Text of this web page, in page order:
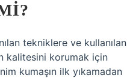
tekniklere ve kullanılan
kalitesini korumak için
kumaşın ilk yıkamadan